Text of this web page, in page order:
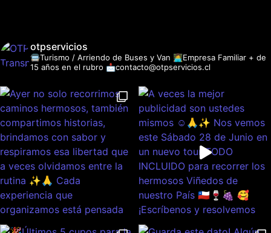
otpservicios
🚍Turismo / Arriendo de Buses y Van 👩‍💻Empresa Familiar + de
15 años en el rubro 📩contacto@otpservicios.cl